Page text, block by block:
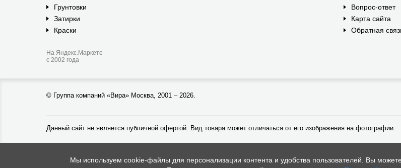
Грунтовки
Затирки
Краски
На Яндекс.Маркете
с 2002 года
Вопрос-ответ
Карта сайта
Обратная
© Группа компаний «Вира» Москва, 2001 – 2026.
Данный сайт не является публичной офертой. Вид товара может отличаться от его изображения на фотографии.
Мы используем cookie-файлы для персонализации контента и удобства пользователей. Вы можете